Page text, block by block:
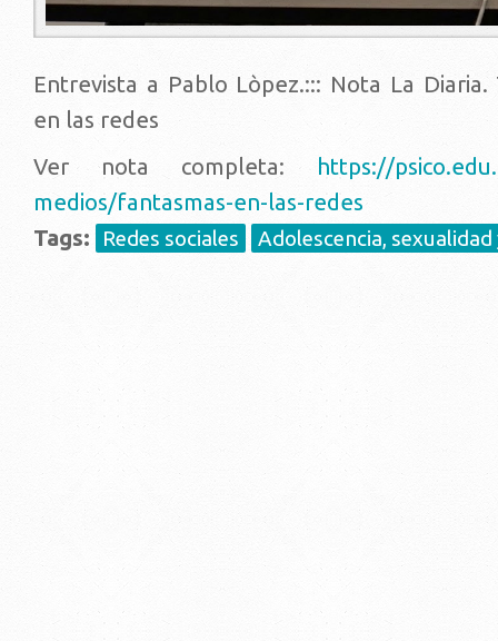
Entrevista a Pablo Lòpez.::: Nota La Diaria.
en las redes
Ver nota completa: https://
medios/fantasmas-en-las-redes
Tags:
Redes sociales Adolescencia, sexualidad